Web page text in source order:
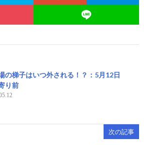
の梯子はいつ外される！？：5月12日
り前
次の記事